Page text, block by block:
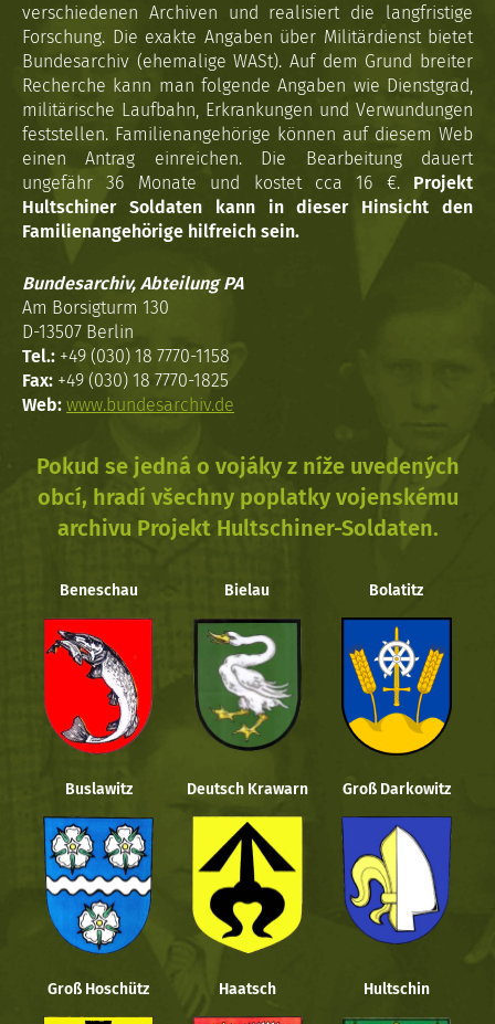
verschiedenen Archiven und realisiert die langfristige
Forschung. Die exakte Angaben über Militärdienst bietet
Bundesarchiv (ehemalige WASt). Auf dem Grund breiter
Recherche kann man folgende Angaben wie Dienstgrad,
militärische Laufbahn, Erkrankungen und Verwundungen
feststellen. Familienangehörige können auf diesem Web
einen Antrag einreichen. Die Bearbeitung dauert
ungefähr 36 Monate und kostet cca 16 €. Projekt
Hultschiner Soldaten kann in dieser Hinsicht den
Familienangehörige hilfreich sein.
Bundesarchiv, Abteilung PA
Am Borsigturm 130
D-13507 Berlin
Tel.: +49 (030) 18 7770-1158
Fax: +49 (030) 18 7770-1825
Web: www.bundesarchiv.de
Pokud se jedná o vojáky z níže uvedených
obcí, hradí všechny poplatky vojenskému
archivu Projekt Hultschiner-Soldaten.
Beneschau Bielau Bolatitz
Buslawitz Deutsch Krawarn Groß Darkowitz
Groß Hoschütz Haatsch Hultschin